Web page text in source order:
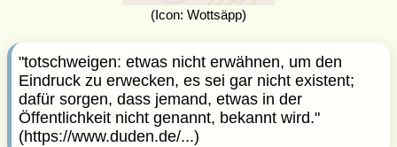
(Icon: Wottsäpp)
"totschweigen: etwas nicht erwähnen, um den
Eindruck zu erwecken, es sei gar nicht existent;
dafür sorgen, dass jemand, etwas in der
Öffentlichkeit nicht genannt, bekannt wird."
(https://www.duden.de/...)